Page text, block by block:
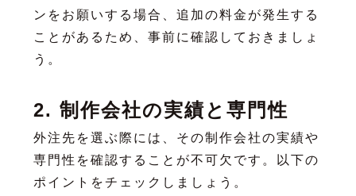
ンをお願いする場合、追加の料金が発生する
ことがあるため、事前に確認しておきましょ
う。
2. 制作会社の実績と専門性
外注先を選ぶ際には、その制作会社の実績や
専門性を確認することが不可欠です。以下の
ポイントをチェックしましょう。